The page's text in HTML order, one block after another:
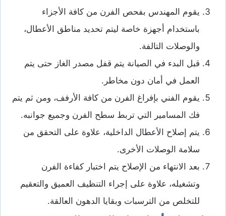
يقوم المهندس بفحص الفرن من كافة الأجزاء
باستخدام أجهزة خاصة ليتم تحديد مناطق الأعطال،
والوصلات التالفة.
قبل البدء في الصيانة يتم قفل مصدر الغاز حتى يتم
العمل في أمان دون مخاطر.
يقوم الفني بإفراغ الفرن من كافة الأرفف، ومن ثم يتم
فك المسامير التي تربط سطح الفرن وجميع جوانبه.
يتم إصلاح الأعطال الداخلية، علاوة على التحقق من
سلامة الوصلات الأخرى.
بعد الانتهاء من الإصلاح يتم اختبار كفاءة الفرن
وتشغيله، علاوة على إجراء التنظيف العميق والتعقيم
للتخلص من الترسبات وبقايا الدهون العالقة.